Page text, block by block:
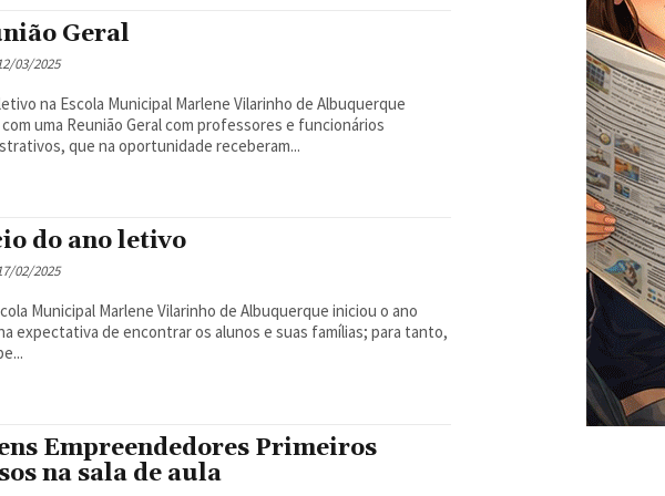
Geral
03/2025
na Escola Municipal Marlene Vilarinho de Albuquerque
uma Reunião Geral com professores e funcionários
que na oportunidade receberam...
do ano letivo
02/2025
Municipal Marlene Vilarinho de Albuquerque iniciou o ano
expectativa de encontrar os alunos e suas famílias; para tanto,
Empreendedores Primeiros
na sala de aula